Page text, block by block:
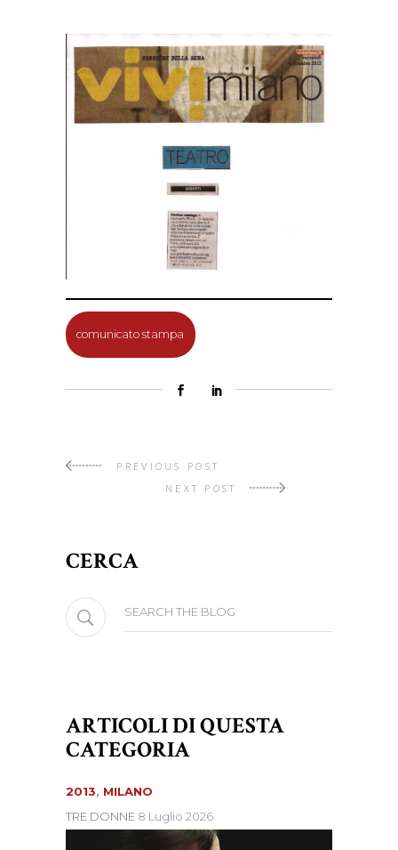
comunicato stampa
PREVIOUS POST
NEXT POST
CERCA
Search
for:
ARTICOLI DI QUESTA
CATEGORIA
2013, MILANO
TRE DONNE 8 Luglio 2026